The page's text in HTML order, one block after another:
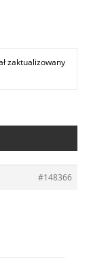
zaktualizowany
#148366